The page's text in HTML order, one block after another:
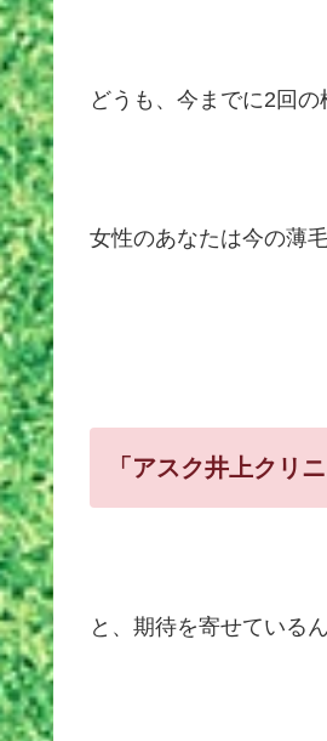
どうも、今までに2回の
女性のあなたは今の薄
「アスク井上クリ
と、期待を寄せている